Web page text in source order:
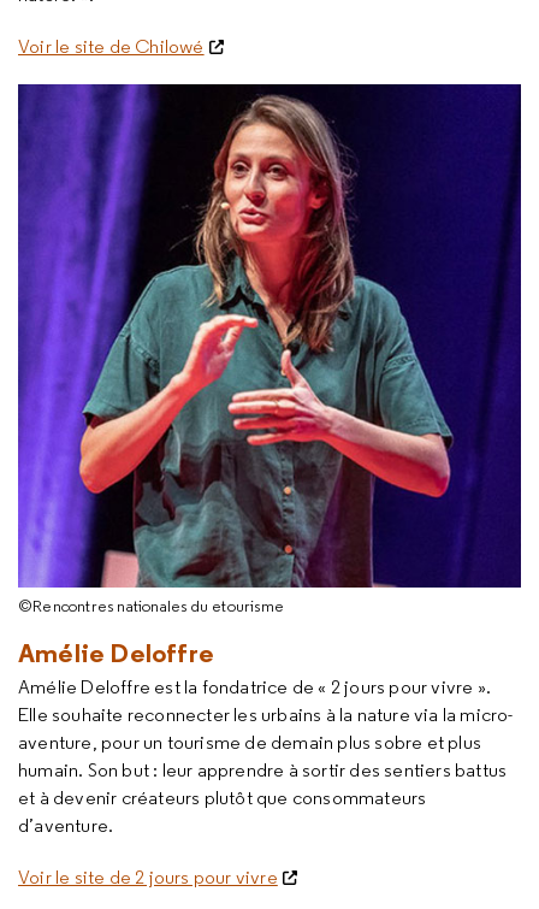
Voir le site de Chilowé
©Rencontres nationales du etourisme
Amélie Deloffre
Amélie Deloffre est la fondatrice de « 2 jours pour vivre ».
Elle souhaite reconnecter les urbains à la nature via la micro-
aventure, pour un tourisme de demain plus sobre et plus
humain. Son but : leur apprendre à sortir des sentiers battus
et à devenir créateurs plutôt que consommateurs
d’aventure.
Voir le site de 2 jours pour vivre